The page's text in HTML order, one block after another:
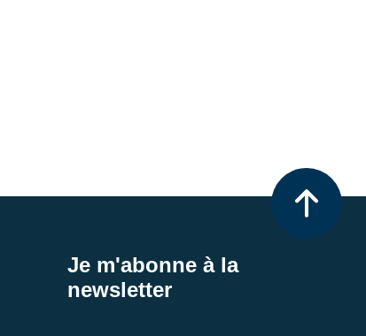
Je m'abonne à la
newsletter